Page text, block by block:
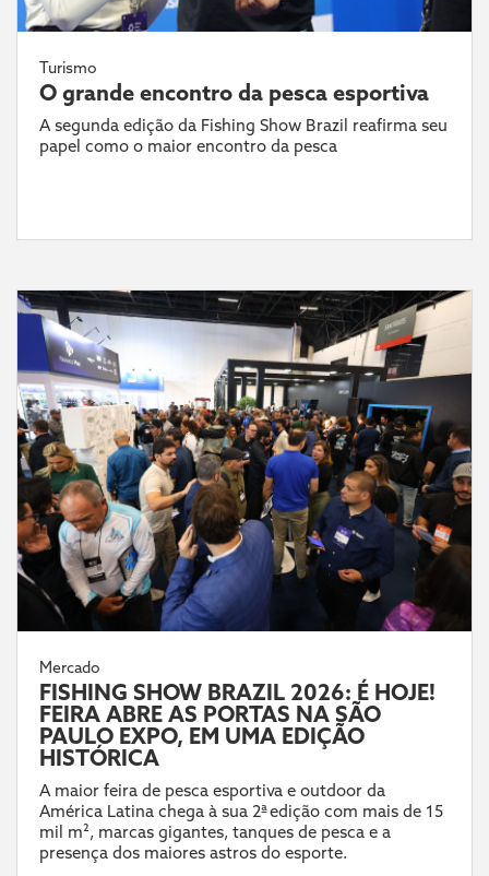
Turismo
O grande encontro da pesca esportiva
A segunda edição da Fishing Show Brazil reafirma seu
papel como o maior encontro da pesca
Mercado
FISHING SHOW BRAZIL 2026: É HOJE!
FEIRA ABRE AS PORTAS NA SÃO
PAULO EXPO, EM UMA EDIÇÃO
HISTÓRICA
A maior feira de pesca esportiva e outdoor da
América Latina chega à sua 2ª edição com mais de 15
mil m², marcas gigantes, tanques de pesca e a
presença dos maiores astros do esporte.